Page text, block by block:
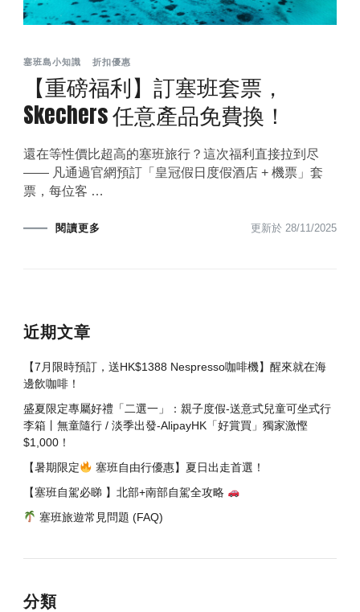
塞班島小知識 折扣優惠
【重磅福利】訂塞班套票，
Skechers 任意產品免費換！
還在等性價比超高的塞班旅行？這次福利直接拉到尽
—— 凡通過官網預訂「皇冠假日度假酒店 + 機票」套
票，每位客 …
閱讀更多 更新於 28/11/2025
近期文章
【7月限時預訂，送HK$1388 Nespresso咖啡機】醒來就在海
邊飲咖啡！
盛夏限定專屬好禮「二選一」：親子度假-送意式兒童可坐式行
李箱丨無童隨行 / 淡季出發-AlipayHK「好賞買」獨家激慳
$1,000！
【暑期限定
塞班自由行優惠】夏日出走首選！
【塞班自駕必睇 】北部+南部自駕全攻略
塞班旅遊常見問題 (FAQ)
分類